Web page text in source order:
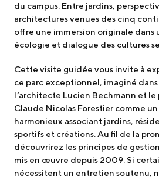
du campus. Entre jardins,
architectures venues des cinq
offre une immersion originale dans
écologie et dialogue des cultures
Cette visite guidée vous invite à
ce parc exceptionnel, imaginé dans
l’architecte Lucien Bechmann et le
Claude Nicolas Forestier comme
harmonieux associant jardins,
sportifs et créations. Au fil de la
découvrirez les principes de
mis en œuvre depuis 2009. Si
nécessitent un entretien soutenu,